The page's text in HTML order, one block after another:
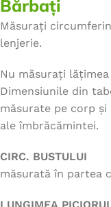
Bărbați
Măsurați
lenjerie.
Nu măsurați
Dimensiunile din
măsurate pe corp
ale îmbrăcămintei.
CIRC. BUSTULUI
măsurată în partea
LUNGIMEA